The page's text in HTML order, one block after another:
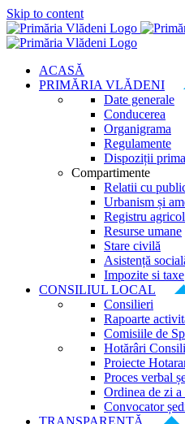
Skip to content
ACASĂ
PRIMĂRIA VLĂDENI
Date generale
Conducerea
Organigrama
Regulamente
Dispoziții
Compartimente
Relatii cu
Urbanism și
Registru
Resurse umane
Stare civilă
Asistență
Impozite si taxe
CONSILIUL LOCAL
Consilieri
Rapoarte
Comisiile de
Hotărâri
Proiecte
Proces verbal
Ordinea de zi
Convocator
TRANSPARENȚĂ